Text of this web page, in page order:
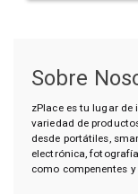
Sobre
zPlace es tu lugar
variedad de
desde portátiles,
electrónica,
como compenentes